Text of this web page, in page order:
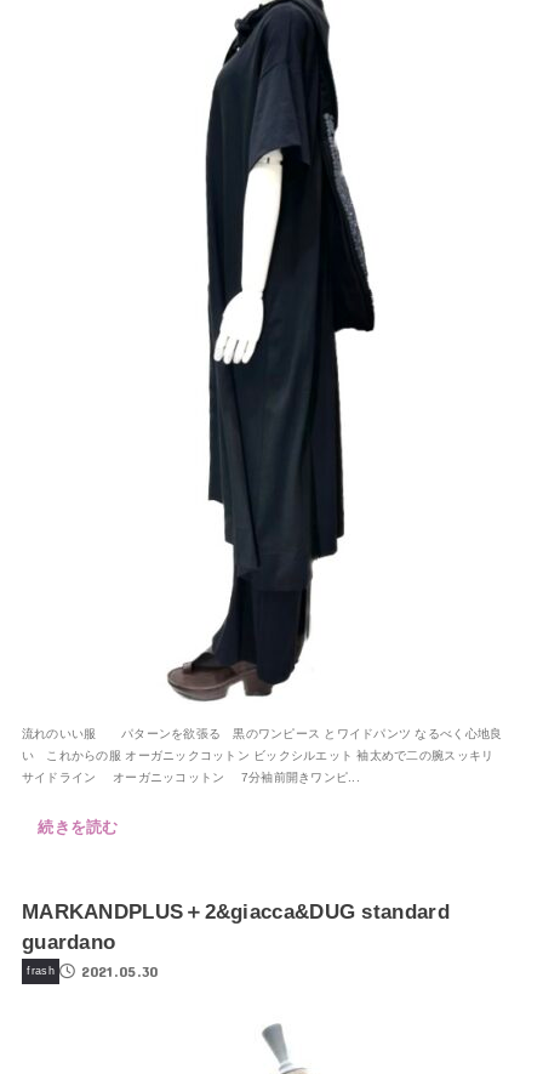
流れのいい服 パターンを欲張る 黒のワンピース とワイドパンツ なるべく心地良
い これからの服 オーガニックコットン ビックシルエット 袖太めで二の腕スッキリ
サイドライン オーガニッコットン 7分袖前開きワンピ...
続きを読む
MARKANDPLUS＋2&giacca&DUG standard
guardano
frash 2021.05.30